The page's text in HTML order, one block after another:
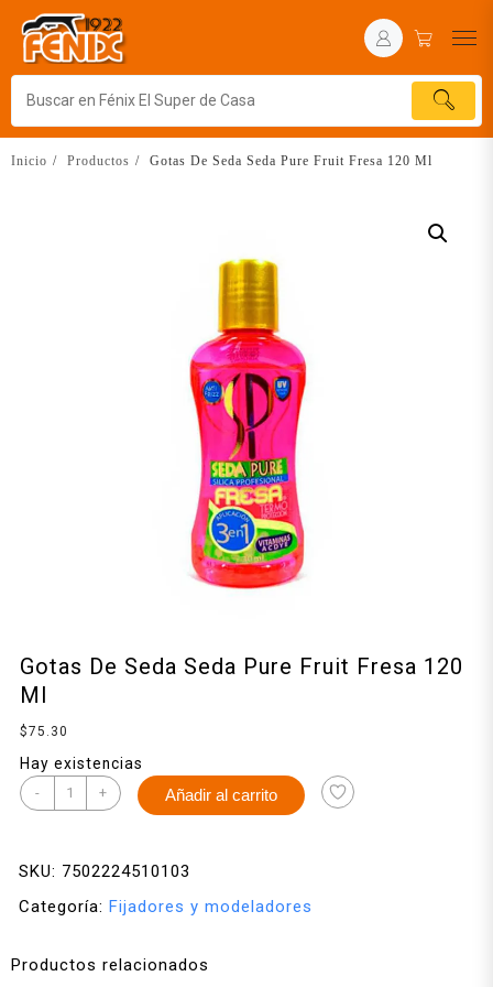
Inicio Productos Gotas De Seda Seda Pure Fruit Fresa 120 Ml
Gotas De Seda Seda Pure Fruit Fresa 120
Ml
$75.30
Hay existencias
- + Añadir al carrito
SKU: 7502224510103
Categoría: Fijadores y modeladores
Productos relacionados